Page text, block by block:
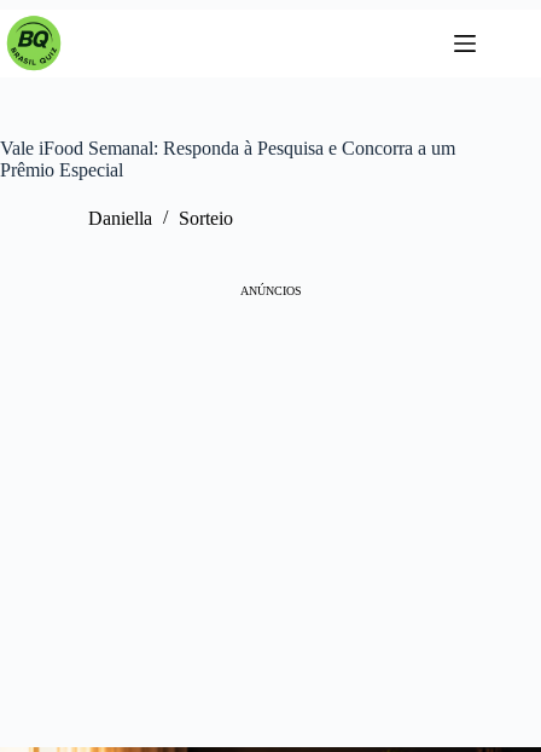
Pular
para
Vale iFood Semanal: Responda à Pesquisa e Concorra a um
Prêmio Especial
Daniella Sorteio
ANÚNCIOS